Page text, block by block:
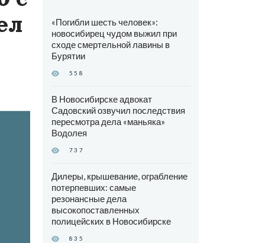
«Погибли шесть человек»:
новосибирец чудом выжил при
сходе смертельной лавины в
Бурятии
558
В Новосибирске адвокат
Садовский озвучил последствия
пересмотра дела «маньяка»
Водолея
737
Дилеры, крышевание, ограбление
потерпевших: самые
резонансные дела
высокопоставленных
полицейских в Новосибирске
835